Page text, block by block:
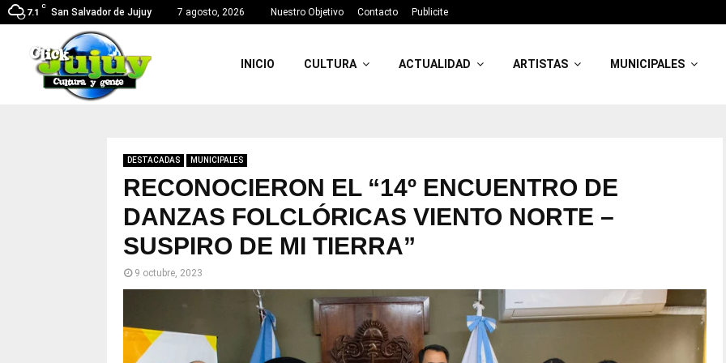
7.1
C
San Salvador de Jujuy 7 agosto, 2026 Nuestro Objetivo Contacto Publicite
INICIO CULTURA ACTUALIDAD ARTISTAS MUNICIPALES
DESTACADAS MUNICIPALES
RECONOCIERON EL “14º ENCUENTRO DE
DANZAS FOLCLÓRICAS VIENTO NORTE –
SUSPIRO DE MI TIERRA”
9 octubre, 2023